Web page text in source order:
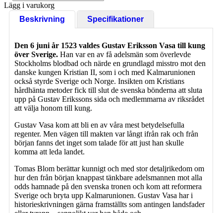
Lägg i varukorg
Beskrivning
Specifikationer
Den 6 juni år 1523 valdes Gustav Eriksson Vasa till kung
över Sverige. Han var en av få adelsmän som överlevde
Stockholms blodbad och närde en grundlagd misstro mot den
danske kungen Kristian II, som i och med Kalmarunionen
också styrde Sverige och Norge. Insikten om Kristians
hårdhänta metoder fick till slut de svenska bönderna att sluta
upp på Gustav Erikssons sida och medlemmarna av riksrådet
att välja honom till kung.
Gustav Vasa kom att bli en av våra mest betydelsefulla
regenter. Men vägen till makten var långt ifrån rak och från
början fanns det inget som talade för att just han skulle
komma att leda landet.
Tomas Blom berättar kunnigt och med stor detaljrikedom om
hur den från början knappast tänkbare adelsmannen mot alla
odds hamnade på den svenska tronen och kom att reformera
Sverige och bryta upp Kalmarunionen. Gustav Vasa har i
historieskrivningen gärna framställts som antingen landsfader